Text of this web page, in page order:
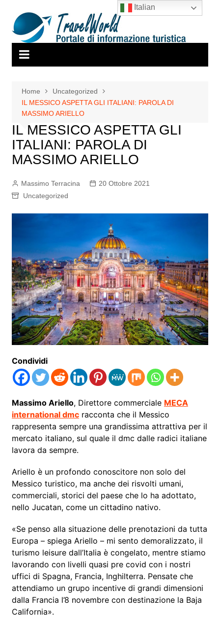
contenuto
Home
Uncategorized
IL MESSICO ASPETTA GLI ITALIANI: PAROLA DI
MASSIMO ARIELLO
IL MESSICO ASPETTA GLI
ITALIANI: PAROLA DI
MASSIMO ARIELLO
Massimo Terracina
20 Ottobre 2021
Uncategorized
Condividi
Massimo Ariello, Direttore commerciale MECA
international dmcracconta che il Messico
rappresenta sempre una grandissima attrattiva per il
mercato italiano, sul quale il dmc dalle radici italiane
lavora da sempre.
Ariello è un profondo conoscitore non solo del
Messico turistico, ma anche dei risvolti umani,
commerciali, storici del paese che lo ha adottato,
nello Jucatan, come un cittadino nativo.
«Se penso alla situazione delle prenotazioni da tutta
Europa – spiega Ariello – mi sento demoralizzato, il
turismo leisure dall’Italia è congelato, mentre stiamo
lavorando con livelli quasi pre covid con i nostri
uffici di Spagna, Francia, Inghilterra. Pensate che
attendiamo un grupo incentive di grandi dimensioni
dalla Francia l’8 novembre con destinazione la Baja
California».
Italian